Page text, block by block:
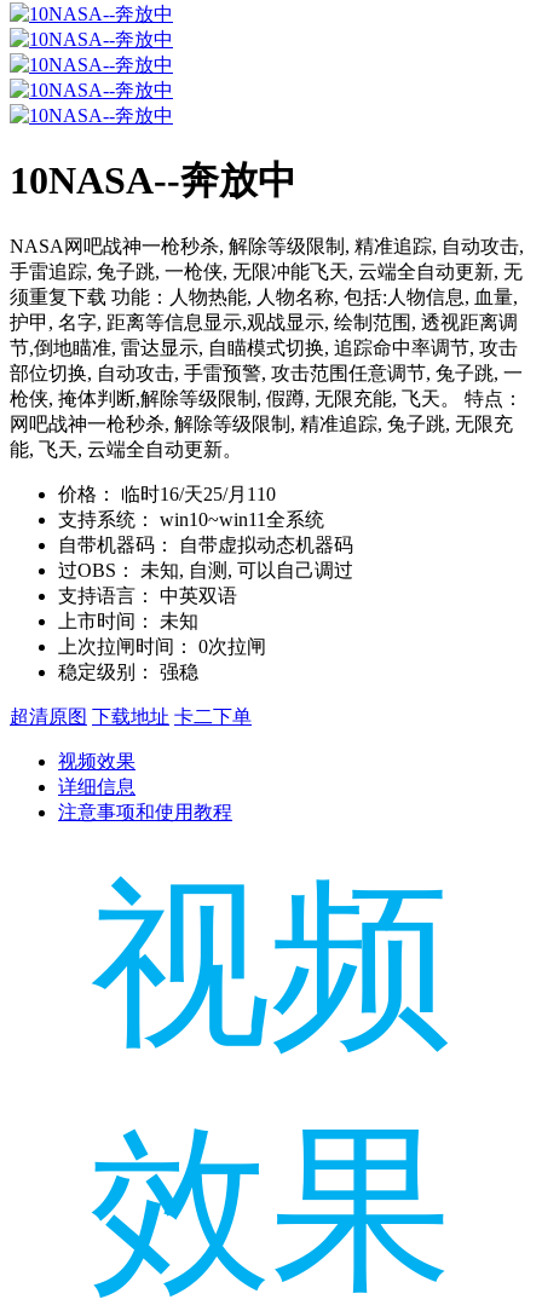
10NASA--奔放中
NASA网吧战神一枪秒杀, 解除等级限制, 精准追踪, 自动攻击,
手雷追踪, 兔子跳, 一枪侠, 无限冲能飞天, 云端全自动更新, 无
须重复下载 功能：人物热能, 人物名称, 包括:人物信息, 血量,
护甲, 名字, 距离等信息显示,观战显示, 绘制范围, 透视距离调
节,倒地瞄准, 雷达显示, 自瞄模式切换, 追踪命中率调节, 攻击
部位切换, 自动攻击, 手雷预警, 攻击范围任意调节, 兔子跳, 一
枪侠, 掩体判断,解除等级限制, 假蹲, 无限充能, 飞天。 特点：
网吧战神一枪秒杀, 解除等级限制, 精准追踪, 兔子跳, 无限充
能, 飞天, 云端全自动更新。
价格：
临时16/天25/月110
支持系统：
win10~win11全系统
自带机器码：
自带虚拟动态机器码
过OBS：
未知, 自测, 可以自己调过
支持语言：
中英双语
上市时间：
未知
上次拉闸时间：
0次拉闸
稳定级别：
强稳
超清原图 下载地址 卡二下单
视频效果
详细信息
注意事项和使用教程
视频
效果